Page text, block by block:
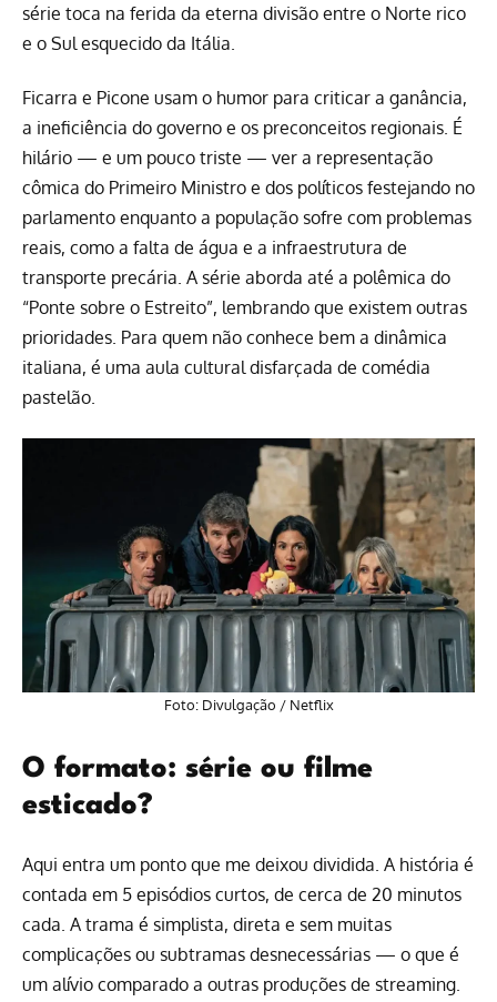
série toca na ferida da eterna divisão entre o Norte rico
e o Sul esquecido da Itália.
Ficarra e Picone usam o humor para criticar a ganância,
a ineficiência do governo e os preconceitos regionais. É
hilário — e um pouco triste — ver a representação
cômica do Primeiro Ministro e dos políticos festejando no
parlamento enquanto a população sofre com problemas
reais, como a falta de água e a infraestrutura de
transporte precária. A série aborda até a polêmica do
“Ponte sobre o Estreito”, lembrando que existem outras
prioridades. Para quem não conhece bem a dinâmica
italiana, é uma aula cultural disfarçada de comédia
pastelão.
Foto: Divulgação / Netflix
O formato: série ou filme
esticado?
Aqui entra um ponto que me deixou dividida. A história é
contada em 5 episódios curtos, de cerca de 20 minutos
cada. A trama é simplista, direta e sem muitas
complicações ou subtramas desnecessárias — o que é
um alívio comparado a outras produções de streaming.